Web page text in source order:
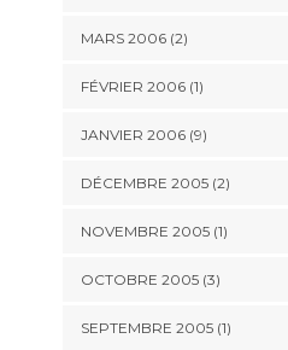
MARS 2006 (2)
FÉVRIER 2006 (1)
JANVIER 2006 (9)
DÉCEMBRE 2005 (2)
NOVEMBRE 2005 (1)
OCTOBRE 2005 (3)
SEPTEMBRE 2005 (1)